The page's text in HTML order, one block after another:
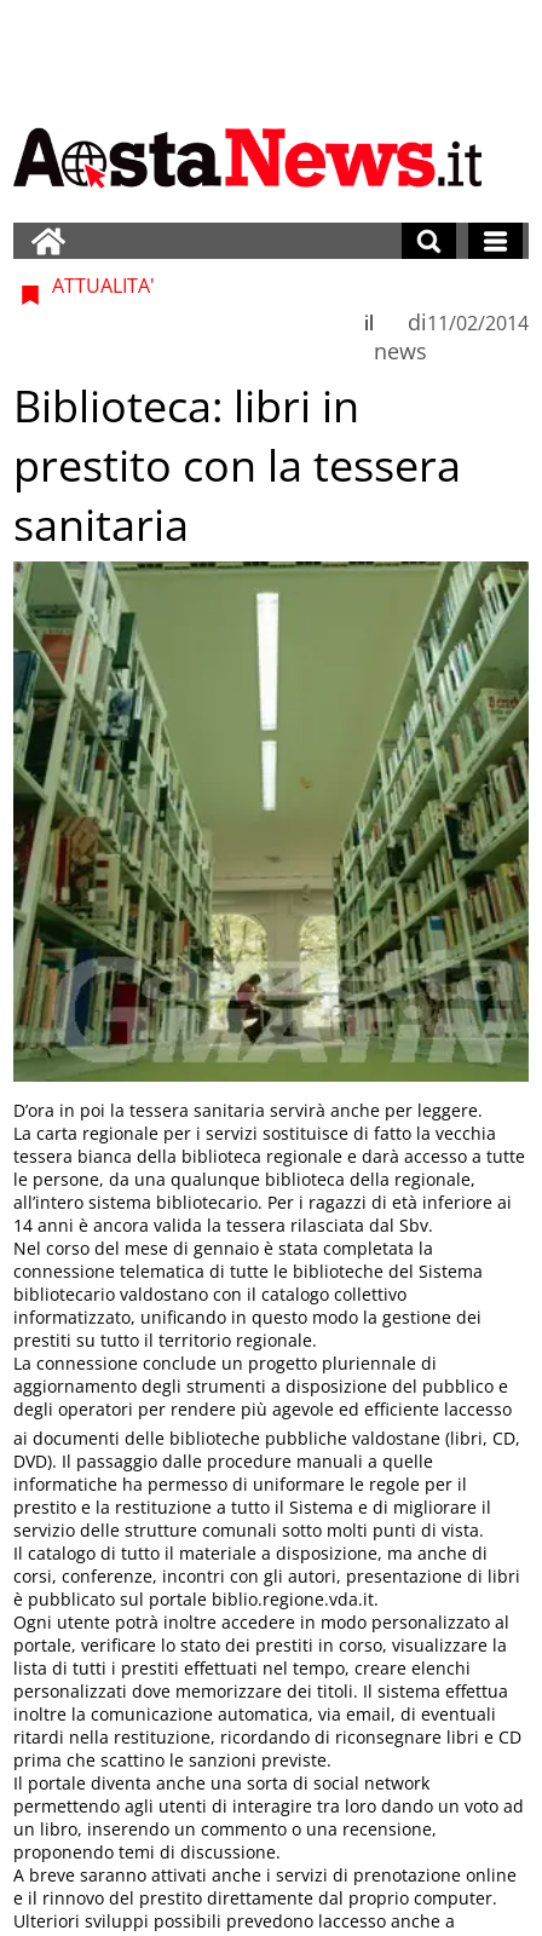
ATTUALITA'
di
news
il 11/02/2014
Biblioteca: libri in
prestito con la tessera
sanitaria
D’ora in poi la tessera sanitaria servirà anche per leggere.
La carta regionale per i servizi sostituisce di fatto la vecchia
tessera bianca della biblioteca regionale e darà accesso a tutte
le persone, da una qualunque biblioteca della regionale,
all’intero sistema bibliotecario. Per i ragazzi di età inferiore ai
14 anni è ancora valida la tessera rilasciata dal Sbv.
Nel corso del mese di gennaio è stata completata la
connessione telematica di tutte le biblioteche del Sistema
bibliotecario valdostano con il catalogo collettivo
informatizzato, unificando in questo modo la gestione dei
prestiti su tutto il territorio regionale.
La connessione conclude un progetto pluriennale di
aggiornamento degli strumenti a disposizione del pubblico e
degli operatori per rendere più agevole ed efficiente laccesso
ai documenti delle biblioteche pubbliche valdostane (libri, CD,
DVD). Il passaggio dalle procedure manuali a quelle
informatiche ha permesso di uniformare le regole per il
prestito e la restituzione a tutto il Sistema e di migliorare il
servizio delle strutture comunali sotto molti punti di vista.
Il catalogo di tutto il materiale a disposizione, ma anche di
corsi, conferenze, incontri con gli autori, presentazione di libri
è pubblicato sul portale biblio.regione.vda.it.
Ogni utente potrà inoltre accedere in modo personalizzato al
portale, verificare lo stato dei prestiti in corso, visualizzare la
lista di tutti i prestiti effettuati nel tempo, creare elenchi
personalizzati dove memorizzare dei titoli. Il sistema effettua
inoltre la comunicazione automatica, via email, di eventuali
ritardi nella restituzione, ricordando di riconsegnare libri e CD
prima che scattino le sanzioni previste.
Il portale diventa anche una sorta di social network
permettendo agli utenti di interagire tra loro dando un voto ad
un libro, inserendo un commento o una recensione,
proponendo temi di discussione.
A breve saranno attivati anche i servizi di prenotazione online
e il rinnovo del prestito direttamente dal proprio computer.
Ulteriori sviluppi possibili prevedono laccesso anche a